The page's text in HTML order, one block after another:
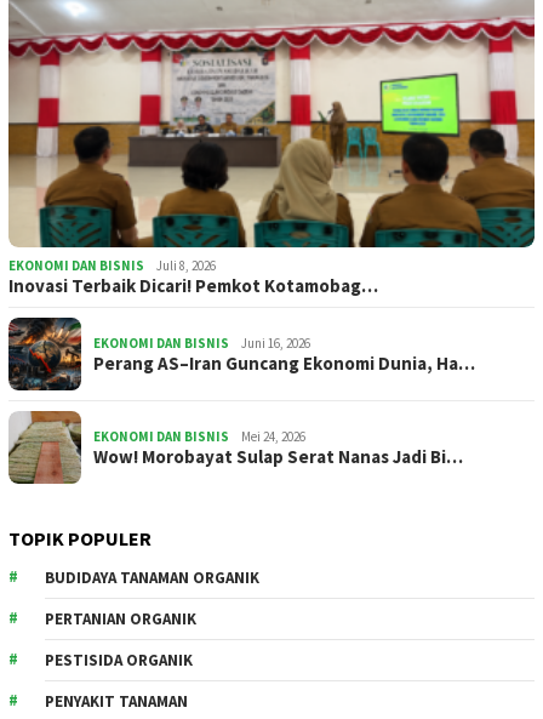
EKONOMI DAN BISNIS Juli 8, 2026
Inovasi Terbaik Dicari! Pemkot Kotamobag…
EKONOMI DAN BISNIS Juni 16, 2026
Perang AS–Iran Guncang Ekonomi Dunia, Ha…
EKONOMI DAN BISNIS Mei 24, 2026
Wow! Morobayat Sulap Serat Nanas Jadi Bi…
TOPIK POPULER
BUDIDAYA TANAMAN ORGANIK
PERTANIAN ORGANIK
PESTISIDA ORGANIK
PENYAKIT TANAMAN